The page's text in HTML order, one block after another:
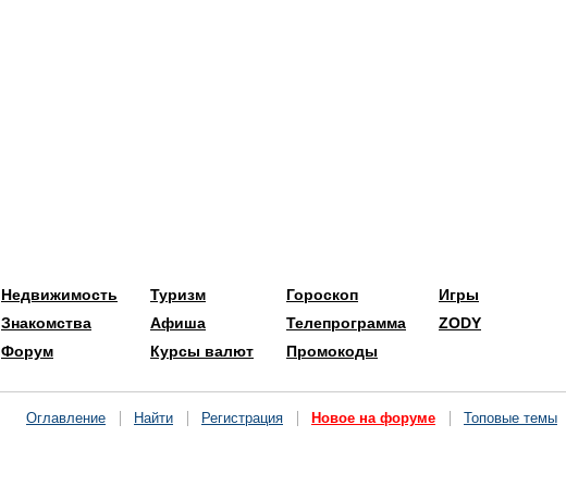
Недвижимость
Знакомства
Форум
Туризм
Афиша
Курсы валют
Гороскоп
Телепрограмма
Промокоды
Игры
ZODY
Оглавление Найти Регистрация Новое на форуме Топовые темы